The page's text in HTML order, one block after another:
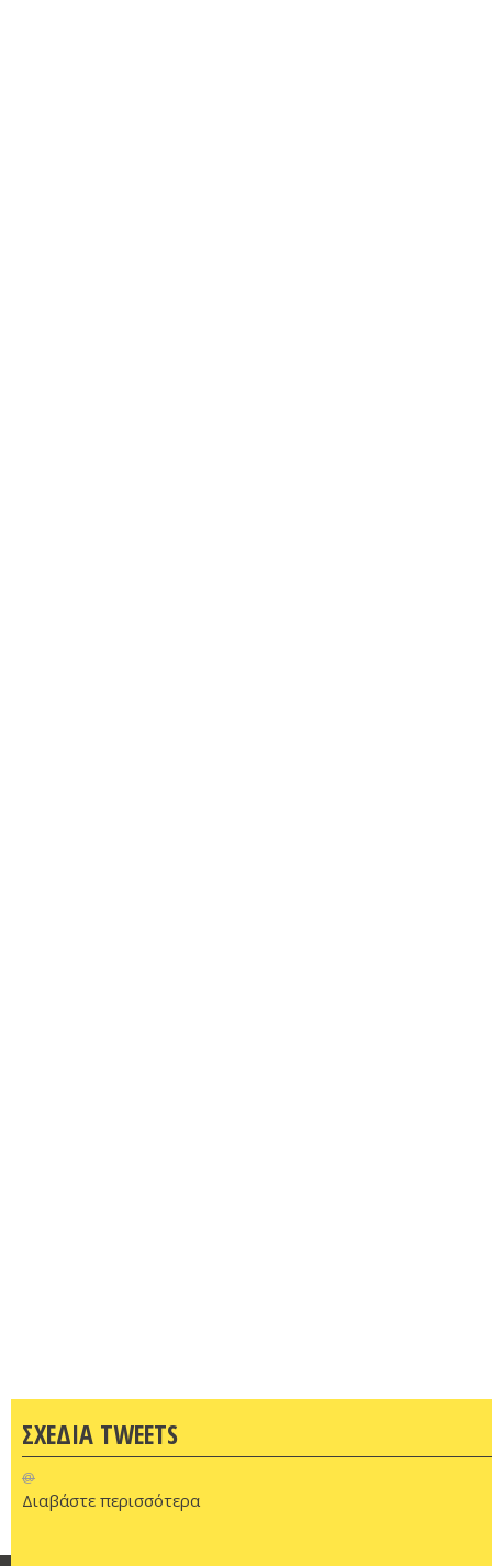
ΣΧΕΔΙΑ TWEETS
@
Διαβάστε περισσότερα